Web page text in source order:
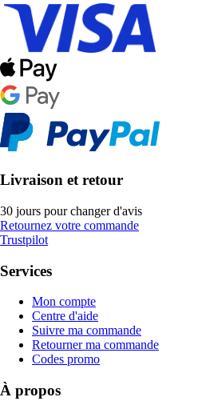
Livraison et retour
30 jours pour changer d'avis
Retournez votre commande
Trustpilot
Services
Mon compte
Centre d'aide
Suivre ma commande
Retourner ma commande
Codes promo
À propos